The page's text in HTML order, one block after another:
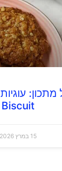
Biscuit
15 במרץ 2026